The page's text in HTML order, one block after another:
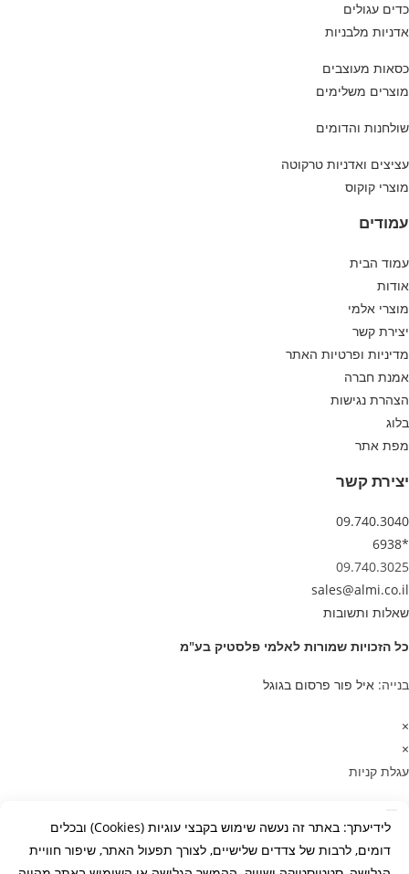
כדים עגולים
אדניות מלבניות
כסאות מעוצבים
מוצרים משלימים
שולחנות והדומים
עציצים ואדניות טרקוטה
מוצרי קוקוס
עמודים
עמוד הבית
אודות
מוצרי אלמי
יצירת קשר
מדיניות ופרטיות האתר
אמנת חברה
הצהרת נגישות
בלוג
מפת אתר
יצירת קשר
09.740.3040
*6938
09.740.3025
sales@almi.co.il
שאלות ותשובות
כל הזכויות שמורות לאלמי פלסטיק בע"מ
בנייה: איל פור פרסום בגוגל
×
×
עגלת קניות
לידיעתך: באתר זה נעשה שימוש בקבצי עוגיות (Cookies) ובכלים
דומים, לרבות של צדדים שלישיים, לצורך תפעול האתר, שיפור חוויית